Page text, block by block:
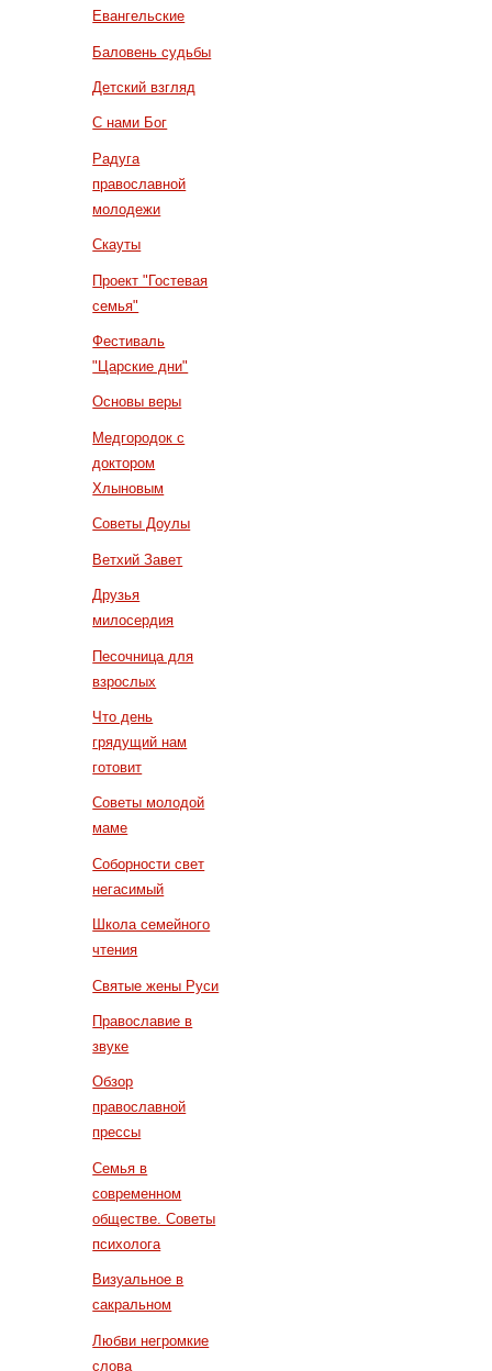
Евангельские
Баловень судьбы
Детский взгляд
С нами Бог
Радуга
православной
молодежи
Скауты
Проект "Гостевая
семья"
Фестиваль
"Царские дни"
Основы веры
Медгородок с
доктором
Хлыновым
Советы Доулы
Ветхий Завет
Друзья
милосердия
Песочница для
взрослых
Что день
грядущий нам
готовит
Советы молодой
маме
Соборности свет
негасимый
Школа семейного
чтения
Святые жены Руси
Православие в
звуке
Обзор
православной
прессы
Семья в
современном
обществе. Советы
психолога
Визуальное в
сакральном
Любви негромкие
слова